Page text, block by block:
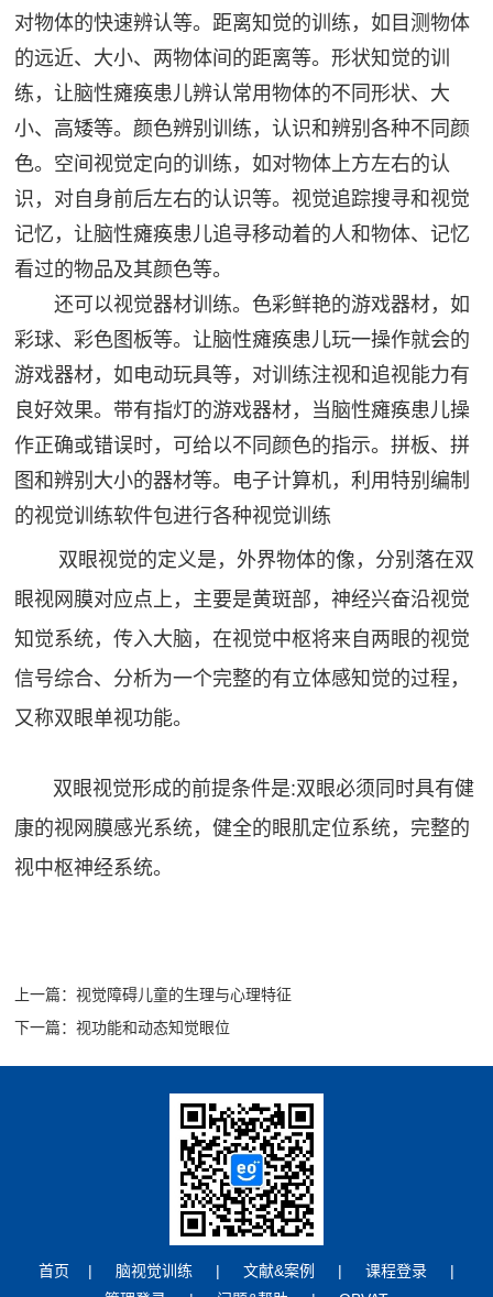
对物体的快速辨认等。距离知觉的训练，如目测物体
的远近、大小、两物体间的距离等。形状知觉的训
练，让脑性瘫痪患儿辨认常用物体的不同形状、大
小、高矮等。颜色辨别训练，认识和辨别各种不同颜
色。空间视觉定向的训练，如对物体上方左右的认
识，对自身前后左右的认识等。视觉追踪搜寻和视觉
记忆，让脑性瘫痪患儿追寻移动着的人和物体、记忆
看过的物品及其颜色等。
还可以视觉器材训练。色彩鲜艳的游戏器材，如
彩球、彩色图板等。让脑性瘫痪患儿玩一操作就会的
游戏器材，如电动玩具等，对训练注视和追视能力有
良好效果。带有指灯的游戏器材，当脑性瘫痪患儿操
作正确或错误时，可给以不同颜色的指示。拼板、拼
图和辨别大小的器材等。电子计算机，利用特别编制
的视觉训练软件包进行各种视觉训练
双眼视觉的定义是，外界物体的像，分别落在双
眼视网膜对应点上，主要是黄斑部，神经兴奋沿视觉
知觉系统，传入大脑，在视觉中枢将来自两眼的视觉
信号综合、分析为一个完整的有立体感知觉的过程，
又称双眼单视功能。
双眼视觉形成的前提条件是:双眼必须同时具有健
康的视网膜感光系统，健全的眼肌定位系统，完整的
视中枢神经系统。
上一篇：视觉障碍儿童的生理与心理特征
下一篇：视功能和动态知觉眼位
首页 | 脑视觉训练 | 文献&案例 | 课程登录
|